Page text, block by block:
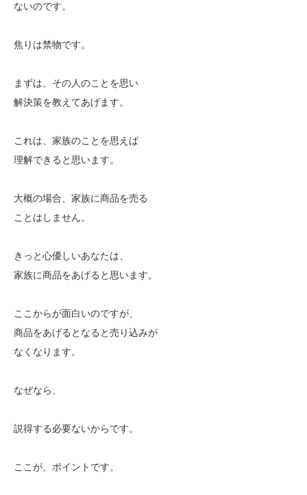
ないのです。
焦りは禁物です。
まずは、その人のことを思い
解決策を教えてあげます。
これは、家族のことを思えば
理解できると思います。
大概の場合、家族に商品を売る
ことはしません。
きっと心優しいあなたは、
家族に商品をあげると思います。
ここからが面白いのですが、
商品をあげるとなると売り込みが
なくなります。
なぜなら、
説得する必要ないからです。
ここが、ポイントです。